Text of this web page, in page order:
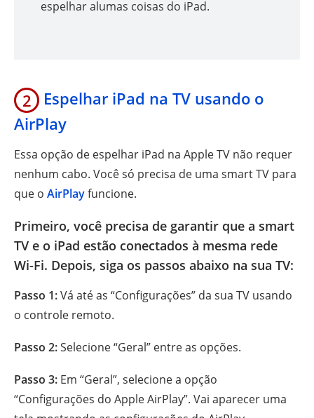
espelhar alumas coisas do iPad.
2
Espelhar iPad na TV usando o
AirPlay
Essa opção de espelhar iPad na Apple TV não requer
nenhum cabo. Você só precisa de uma smart TV para
que o AirPlayfuncione.
Primeiro, você precisa de garantir que a smart
TV e o iPad estão conectados à mesma rede
Wi-Fi. Depois, siga os passos abaixo na sua TV:
Passo 1:Vá até as “Configurações” da sua TV usando
o controle remoto.
Passo 2:Selecione “Geral” entre as opções.
Passo 3: Em “Geral”, selecione a opção
“Configurações do Apple AirPlay”. Vai aparecer uma